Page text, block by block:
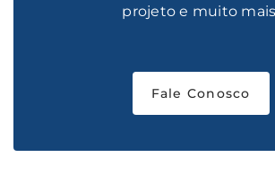
projeto e muito
Fale Conosco